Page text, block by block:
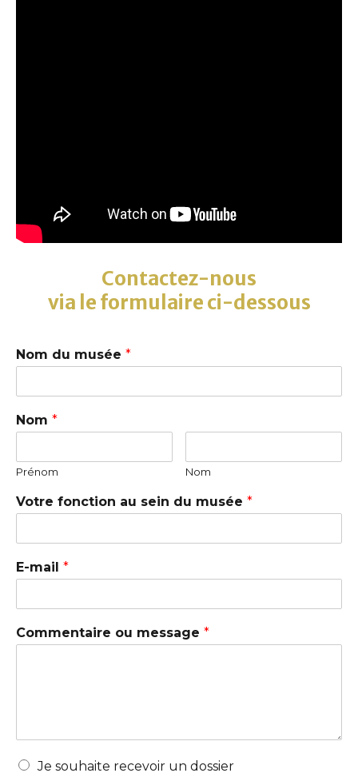
Contactez-nous
via le formulaire ci-dessous
Nom du musée *
Nom *
Prénom Nom
Votre fonction au sein du musée *
E-mail *
Commentaire ou message *
Je souhaite recevoir un dossier